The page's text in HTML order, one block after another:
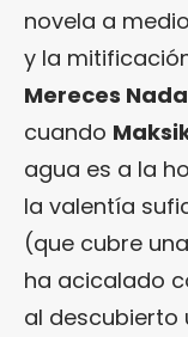
novela a
y la
Mereces Nada
cuando
agua es a la
la valentía
(que cubre
ha acicalado
al descubierto